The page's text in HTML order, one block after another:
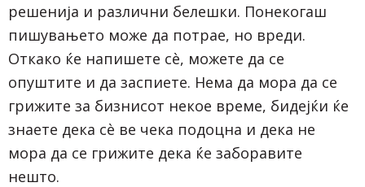
решенија и различни белешки. Понекогаш
пишувањето може да потрае, но вреди.
Откако ќе напишете сè, можете да се
опуштите и да заспиете. Нема да мора да се
грижите за бизнисот некое време, бидејќи ќе
знаете дека сè ве чека подоцна и дека не
мора да се грижите дека ќе заборавите
нешто.